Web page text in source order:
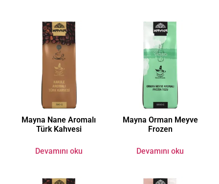
Mayna Nane Aromalı
Türk Kahvesi
Devamını oku
Mayna Orman Meyve
Frozen
Devamını oku